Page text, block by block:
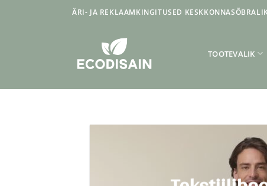
ÄRI- JA REKLAAMKINGITUSED
TOOTEVALIK